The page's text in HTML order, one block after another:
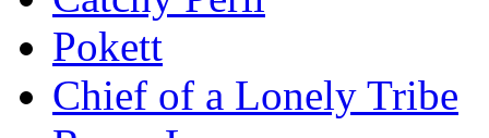
Pokett
Chief of a Lonely Tribe